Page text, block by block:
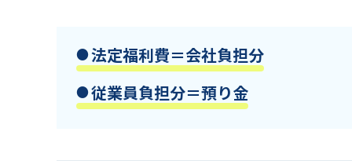
法定福利費＝会社負担分
従業員負担分＝預り金